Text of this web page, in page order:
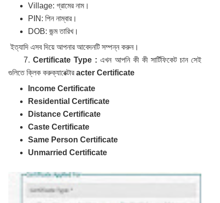
Village: গ্রামের নাম।
PIN: পিন নাম্বার।
DOB: জন্ম তারিখ।
ইত্যাদি এসব দিয়ে আপনার আবেদনটি সম্পন্ন করুন।
7. Certificate Type : এখন আপনি কী কী সার্টিফিকেট চান সেই
গুলিতে ক্লিক করুক্যারেক্টারacter Certificate
Income Certificate
Residential Certificate
Distance Certificate
Caste Certificate
Same Person Certificate
Unmarried Certificate